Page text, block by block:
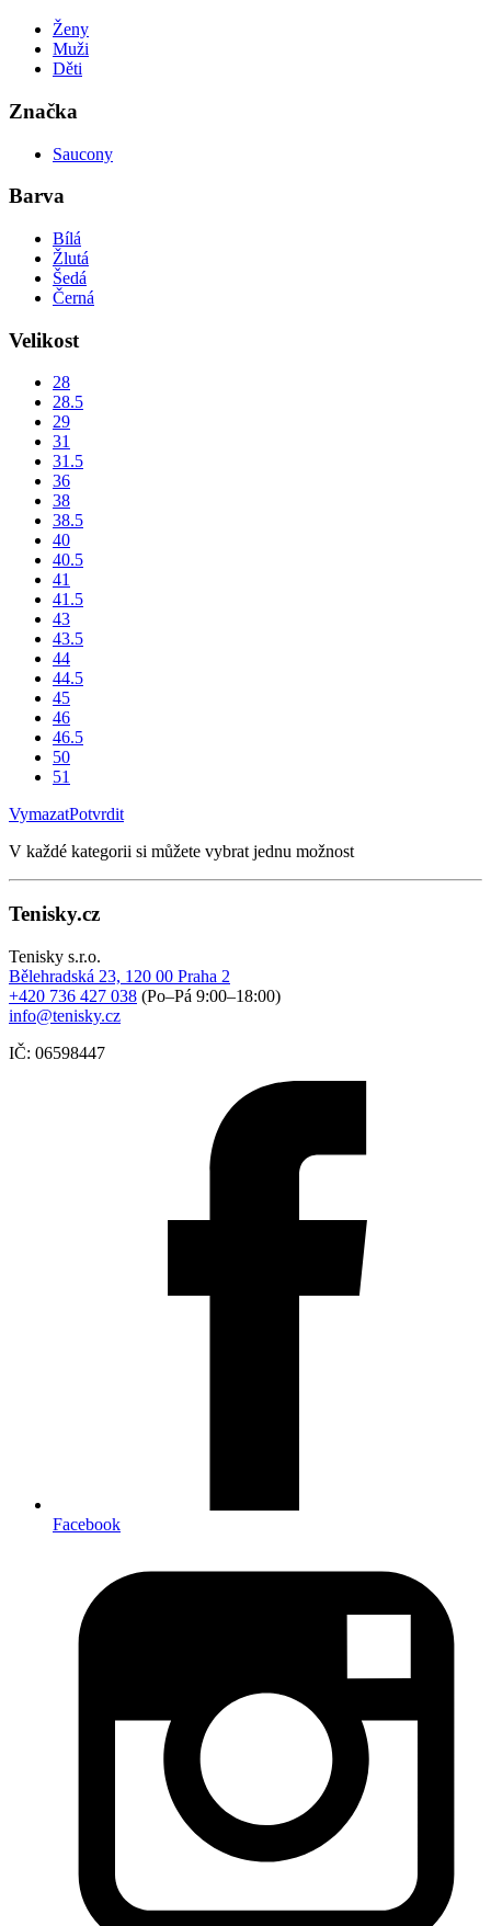
Ženy
Muži
Děti
Značka
Saucony
Barva
Bílá
Žlutá
Šedá
Černá
Velikost
28
28.5
29
31
31.5
36
38
38.5
40
40.5
41
41.5
43
43.5
44
44.5
45
46
46.5
50
51
VymazatPotvrdit
V každé kategorii si můžete vybrat jednu možnost
Tenisky.cz
Tenisky s.r.o.
Bělehradská 23, 120 00 Praha 2
+420 736 427 038 (Po–Pá 9:00–18:00)
info@tenisky.cz
IČ: 06598447
Facebook